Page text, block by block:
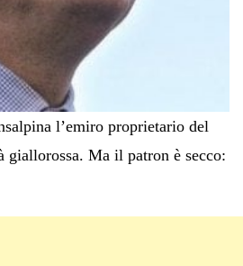
l’emiro proprietario del
giallorossa. Ma il patron è secco: